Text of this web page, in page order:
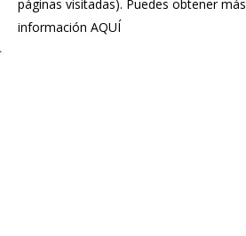
páginas visitadas). Puedes obtener más
información AQUÍ